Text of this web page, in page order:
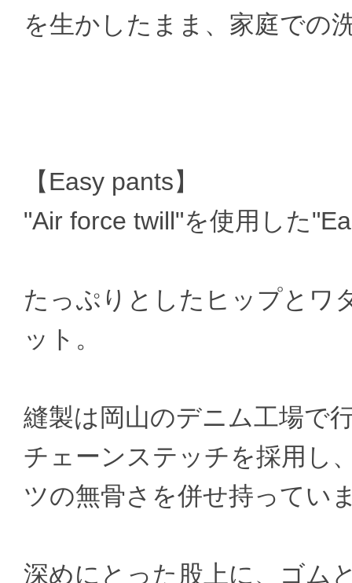
を生かしたまま、家庭での
【Easy pants】
"Air force twill"を使用した
たっぷりとしたヒップとワ
ット。
縫製は岡山のデニム工場で
チェーンステッチを採用し
ツの無骨さを併せ持ってい
深めにとった股上に、ゴム